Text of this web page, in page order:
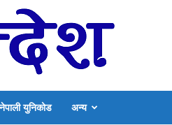
नेपाली युनिकोड अन्य